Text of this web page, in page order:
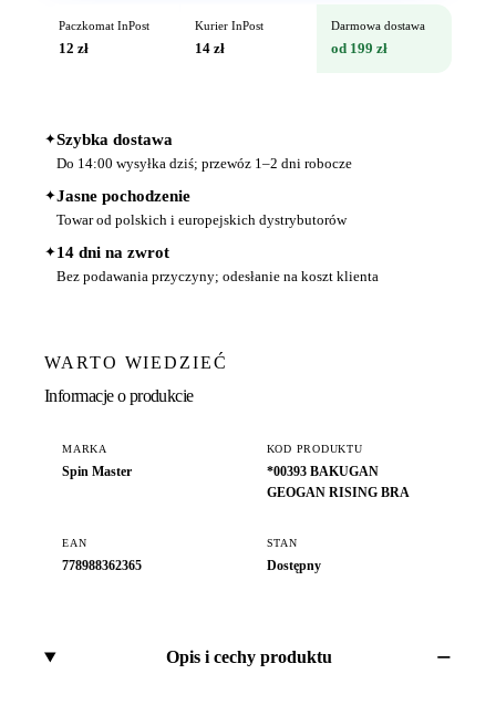
Paczkomat InPost
12 zł
Kurier InPost
14 zł
Darmowa dostawa
od 199 zł
✦Szybka dostawa
Do 14:00 wysyłka dziś; przewóz 1–2 dni robocze
✦Jasne pochodzenie
Towar od polskich i europejskich dystrybutorów
✦14 dni na zwrot
Bez podawania przyczyny; odesłanie na koszt klienta
WARTO WIEDZIEĆ
Informacje o produkcie
MARKA
Spin Master
KOD PRODUKTU
*00393 BAKUGAN
GEOGAN RISING BRA
EAN
778988362365
STAN
Dostępny
Opis i cechy produktu